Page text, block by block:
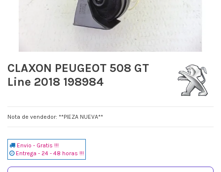
CLAXON PEUGEOT 508 GT
Line 2018 198984
Nota de vendedor: **PIEZA NUEVA**
Envio - Gratis !!!
Entrega - 24 - 48 horas !!!